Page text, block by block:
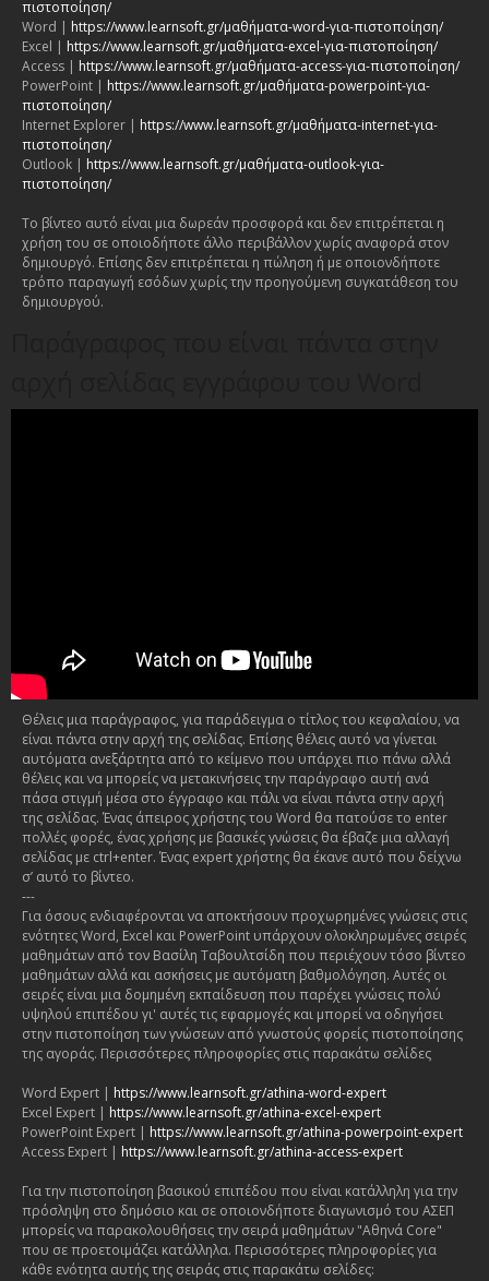
πιστοποίηση/
Word | https://www.learnsoft.gr/μαθήματα-word-για-πιστοποίηση/
Excel | https://www.learnsoft.gr/μαθήματα-excel-για-πιστοποίηση/
Access | https://www.learnsoft.gr/μαθήματα-access-για-πιστοποίηση/
PowerPoint | https://www.learnsoft.gr/μαθήματα-powerpoint-για-
πιστοποίηση/
Internet Explorer | https://www.learnsoft.gr/μαθήματα-internet-για-
πιστοποίηση/
Outlook | https://www.learnsoft.gr/μαθήματα-outlook-για-
πιστοποίηση/
Το βίντεο αυτό είναι μια δωρεάν προσφορά και δεν επιτρέπεται η
χρήση του σε οποιοδήποτε άλλο περιβάλλον χωρίς αναφορά στον
δημιουργό. Επίσης δεν επιτρέπεται η πώληση ή με οποιονδήποτε
τρόπο παραγωγή εσόδων χωρίς την προηγούμενη συγκατάθεση του
δημιουργού.
Θέλεις μια παράγραφος, για παράδειγμα ο τίτλος του κεφαλαίου, να
είναι πάντα στην αρχή της σελίδας. Επίσης θέλεις αυτό να γίνεται
αυτόματα ανεξάρτητα από το κείμενο που υπάρχει πιο πάνω αλλά
θέλεις και να μπορείς να μετακινήσεις την παράγραφο αυτή ανά
πάσα στιγμή μέσα στο έγγραφο και πάλι να είναι πάντα στην αρχή
της σελίδας. Ένας άπειρος χρήστης του Word θα πατούσε το enter
πολλές φορές, ένας χρήσης με βασικές γνώσεις θα έβαζε μια αλλαγή
σελίδας με ctrl+enter. Ένας expert χρήστης θα έκανε αυτό που δείχνω
σ’ αυτό το βίντεο.
---
Για όσους ενδιαφέρονται να αποκτήσουν προχωρημένες γνώσεις στις
ενότητες Word, Excel και PowerPoint υπάρχουν ολοκληρωμένες σειρές
μαθημάτων από τον Βασίλη Ταβουλτσίδη που περιέχουν τόσο βίντεο
μαθημάτων αλλά και ασκήσεις με αυτόματη βαθμολόγηση. Αυτές οι
σειρές είναι μια δομημένη εκπαίδευση που παρέχει γνώσεις πολύ
υψηλού επιπέδου γι' αυτές τις εφαρμογές και μπορεί να οδηγήσει
στην πιστοποίηση των γνώσεων από γνωστούς φορείς πιστοποίησης
της αγοράς. Περισσότερες πληροφορίες στις παρακάτω σελίδες
Word Expert | https://www.learnsoft.gr/athina-word-expert
Excel Expert | https://www.learnsoft.gr/athina-excel-expert
PowerPoint Expert | https://www.learnsoft.gr/athina-powerpoint-expert
Access Expert | https://www.learnsoft.gr/athina-access-expert
Για την πιστοποίηση βασικού επιπέδου που είναι κατάλληλη για την
πρόσληψη στο δημόσιο και σε οποιονδήποτε διαγωνισμό του ΑΣΕΠ
μπορείς να παρακολουθήσεις την σειρά μαθημάτων "Αθηνά Core"
που σε προετοιμάζει κατάλληλα. Περισσότερες πληροφορίες για
κάθε ενότητα αυτής της σειράς στις παρακάτω σελίδες: